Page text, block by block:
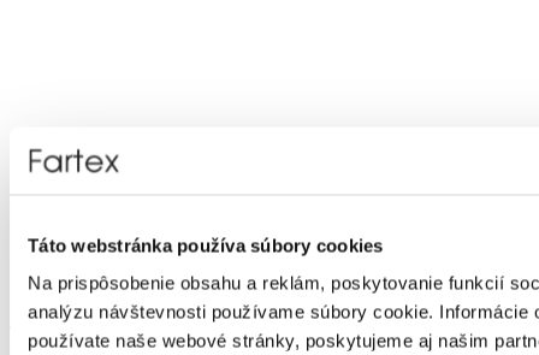
Táto webstránka používa súbory cookies
Na prispôsobenie obsahu a reklám, poskytovanie funkcií
analýzu návštevnosti používame súbory cookie. Informácie
používate naše webové stránky, poskytujeme aj našim
Pánska móda
Tričko pánske dl.rukáv - Tom Tailor Denim
Tričko pánske dl.rukáv - Tom Tailor Denim